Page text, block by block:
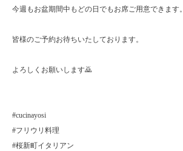
今週もお盆期間中もどの日でもお席ご用意できます。
皆様のご予約お待ちいたしております。
よろしくお願いします🙇
#cucinayosi
#フリウリ料理
#桜新町イタリアン